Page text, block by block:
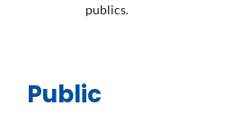
publics.
Public